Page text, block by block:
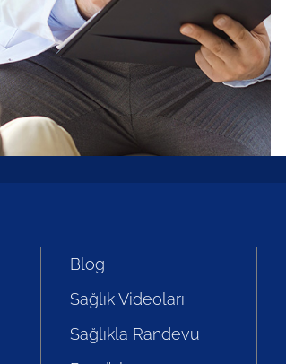
Blog
Sağlık Videoları
Sağlıkla Randevu